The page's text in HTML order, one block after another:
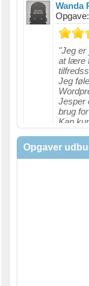
Wanda
"Jeg er
at lære
Jeg
Jesper
brug
Kan
Venlig
"
Opgaver